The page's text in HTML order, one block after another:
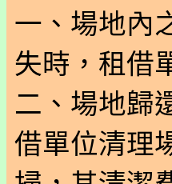
一、場地內
失時，租借
二、場地歸
借單位清理